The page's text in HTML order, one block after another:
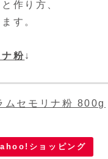
作り方、
す。
粉↓
ムセモリナ粉 800g
ショッピング